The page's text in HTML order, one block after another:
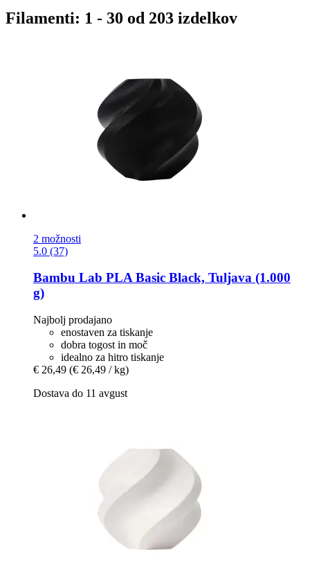
Filamenti: 1 - 30 od 203 izdelkov
2 možnosti
5.0 (37)
Bambu Lab PLA Basic Black, Tuljava (1.000
g)
Najbolj prodajano
enostaven za tiskanje
dobra togost in moč
idealno za hitro tiskanje
€ 26,49 (€ 26,49 / kg)
Dostava do 11 avgust